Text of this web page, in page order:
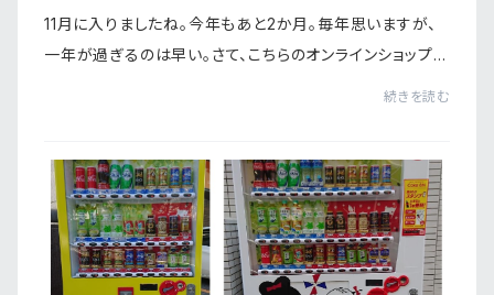
11月に入りましたね。今年もあと2か月。毎年思いますが、
一年が過ぎるのは早い。さて、こちらのオンラインショップ、
続きを読む